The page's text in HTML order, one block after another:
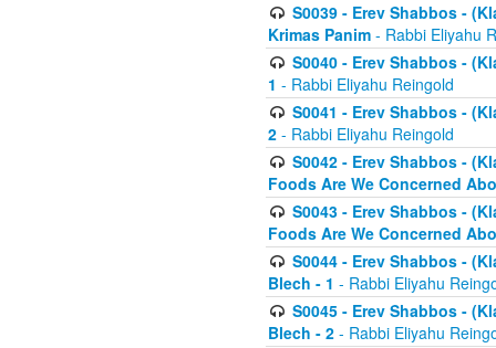
S0039 - Erev Shabbos -
Krimas Panim - Rabbi Eliyahu
S0040 - Erev Shabbos -
1 - Rabbi Eliyahu Reingold
S0041 - Erev Shabbos -
2 - Rabbi Eliyahu Reingold
S0042 - Erev Shabbos -
Foods Are We Concerned
S0043 - Erev Shabbos -
Foods Are We Concerned
S0044 - Erev Shabbos -
Blech - 1 - Rabbi Eliyahu
S0045 - Erev Shabbos -
Blech - 2 - Rabbi Eliyahu